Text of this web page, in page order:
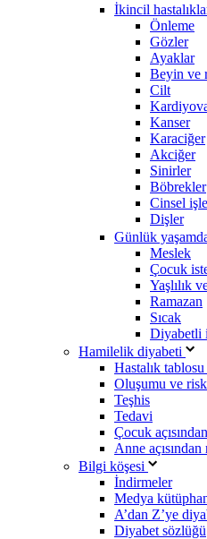
İkincil
Önleme
Gözler
Ayaklar
Beyin ve
Cilt
Kanser
Karaciğer
Akciğer
Sinirler
Böbrekler
Cinsel
Dişler
Günlük
Meslek
Çocuk
Yaşlılık
Ramazan
Sıcak
Diyabetli
Hamilelik diyabeti
Hastalık
Oluşumu ve
Teşhis
Tedavi
Çocuk
Anne
Bilgi köşesi
İndirmeler
Medya
A’dan Z’ye
Diyabet sözlüğü